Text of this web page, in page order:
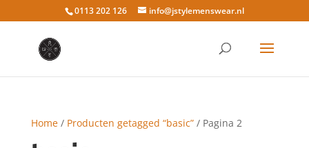
0113 202 126 info@jstylemenswear.nl
Home/ Producten getagged “basic”/ Pagina 2